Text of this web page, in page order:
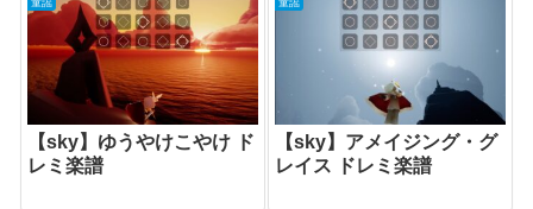
童謡
【sky】ゆうやけこやけ ド
レミ楽譜
童謡
【sky】アメイジング・グ
レイス ドレミ楽譜